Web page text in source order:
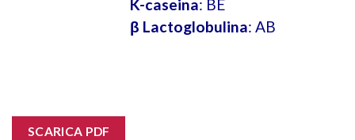
K-caseina: BE
β Lactoglobulina: AB
SCARICA PDF